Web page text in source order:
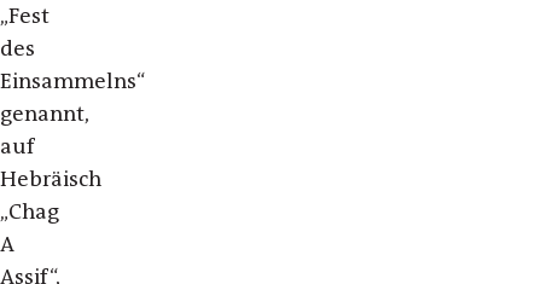
„Fest
des
Einsammelns“
genannt,
auf
Hebräisch
„Chag
A
Assif“,